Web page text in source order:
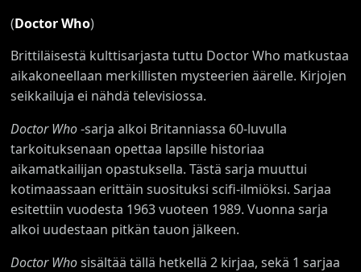
(Doctor Who)
Brittiläisestä kulttisarjasta tuttu Doctor Who matkustaa
aikakoneellaan merkillisten mysteerien äärelle. Kirjojen
seikkailuja ei nähdä televisiossa.
Doctor Who-sarja alkoi Britanniassa 60-luvulla
tarkoituksenaan opettaa lapsille historiaa
aikamatkailijan opastuksella. Tästä sarja muuttui
kotimaassaan erittäin suosituksi scifi-ilmiöksi. Sarjaa
esitettiin vuodesta 1963 vuoteen 1989. Vuonna sarja
alkoi uudestaan pitkän tauon jälkeen.
Doctor Whosisältää tällä hetkellä 2 kirjaa, sekä 1 sarjaa